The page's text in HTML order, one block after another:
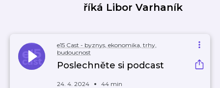
říká Libor Varhaník
e15 Cast - byznys, ekonomika, trhy,
budoucnost
Poslechněte si podcast
24. 4. 2024 44 min